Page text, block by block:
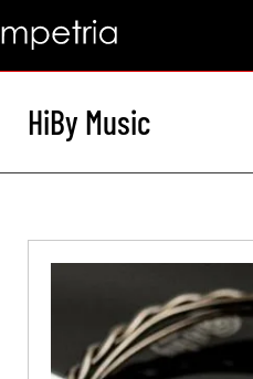
HiBy Music